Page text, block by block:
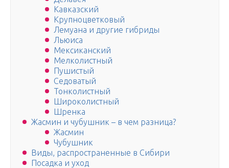
Кавказский
Крупноцветковый
Лемуана и другие гибриды
Льюиса
Мексиканский
Мелколистный
Пушистый
Седоватый
Тонколистный
Широколистный
Шренка
Жасмин и чубушник – в чем разница?
Жасмин
Чубушник
Виды, распространенные в Сибири
Посадка и уход